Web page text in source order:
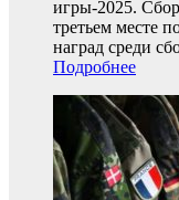
игры-2025.
третьем месте
наград среди
Подробнее